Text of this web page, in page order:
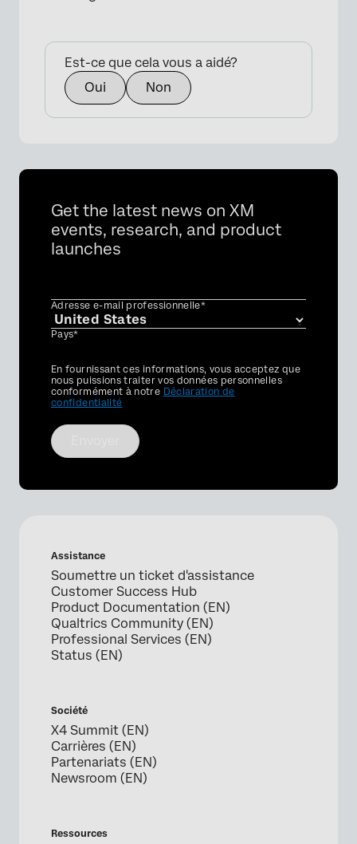
Est-ce que cela vous a aidé?
Oui
Non
Get the latest news on XM
events, research, and product
launches
Adresse e-mail professionnelle*
Pays*
Privacy
Optin
En fournissant ces informations, vous acceptez que
nous puissions traiter vos données personnelles
conformément à notre Déclaration de
confidentialité
Assistance
Soumettre un ticket d'assistance
Customer Success Hub
Product Documentation (EN)
Qualtrics Community (EN)
Professional Services (EN)
Status (EN)
Société
X4 Summit (EN)
Carrières (EN)
Partenariats (EN)
Newsroom (EN)
Ressources